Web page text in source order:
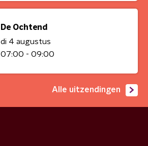
De Ochtend
di 4 augustus
07:00 - 09:00
Alle uitzendingen